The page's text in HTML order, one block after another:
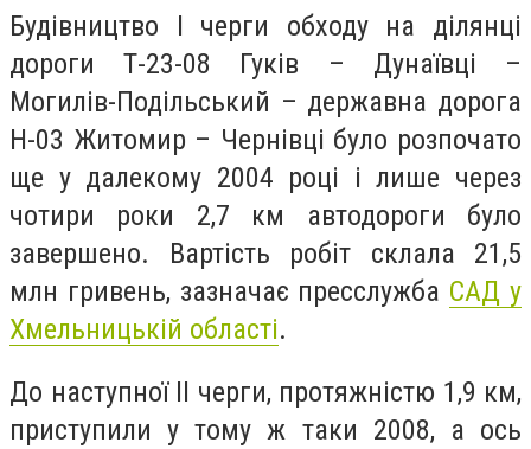
Будівництво І черги обходу на ділянці
дороги Т-23-08 Гуків – Дунаївці –
Могилів-Подільський – державна дорога
Н-03 Житомир – Чернівці було розпочато
ще у далекому 2004 році і лише через
чотири роки 2,7 км автодороги було
завершено. Вартість робіт склала 21,5
млн гривень, зазначає пресслужба САД у
Хмельницькій області.
До наступної ІІ черги, протяжністю 1,9 км,
приступили у тому ж таки 2008, а ось